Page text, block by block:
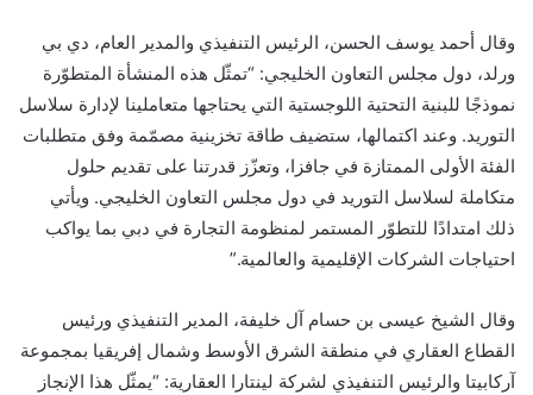
وقال أحمد يوسف الحسن، الرئيس التنفيذي والمدير العام، دي بي
ورلد، دول مجلس التعاون الخليجي: “تمثّل هذه المنشأة المتطوّرة
نموذجًا للبنية التحتية اللوجستية التي يحتاجها متعاملينا لإدارة سلاسل
التوريد. وعند اكتمالها، ستضيف طاقة تخزينية مصمّمة وفق متطلبات
الفئة الأولى الممتازة في جافزا، وتعزّز قدرتنا على تقديم حلول
متكاملة لسلاسل التوريد في دول مجلس التعاون الخليجي. ويأتي
ذلك امتدادًا للتطوّر المستمر لمنظومة التجارة في دبي بما يواكب
احتياجات الشركات الإقليمية والعالمية.”
وقال الشيخ عيسى بن حسام آل خليفة، المدير التنفيذي ورئيس
القطاع العقاري في منطقة الشرق الأوسط وشمال إفريقيا بمجموعة
آركابيتا والرئيس التنفيذي لشركة لينتارا العقارية: “يمثّل هذا الإنجاز